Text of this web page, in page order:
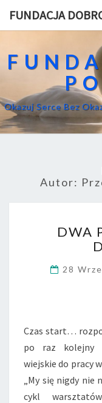
FUNDACJA
Okazuj Serce Bez
Autor:
DWA
28
Czas start…
po raz kolejny
wiejskie do pracy
„My się nigdy nie
cykl